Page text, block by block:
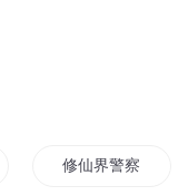
修仙界警察